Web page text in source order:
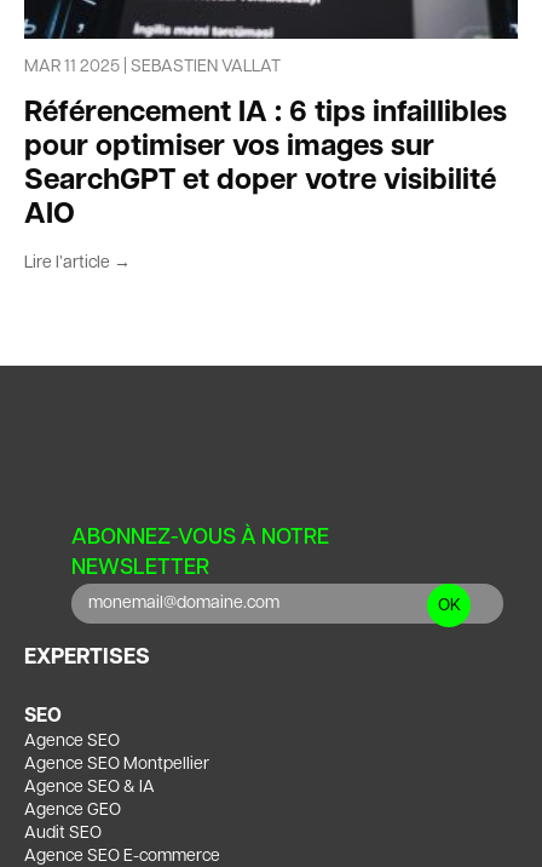
MAR 11 2025 | SEBASTIEN VALLAT
Référencement IA : 6 tips infaillibles
pour optimiser vos images sur
SearchGPT et doper votre visibilité
AIO
Lire l’article →
ABONNEZ-VOUS À NOTRE
NEWSLETTER
EXPERTISES
SEO
Agence SEO
Agence SEO Montpellier
Agence SEO & IA
Agence GEO
Audit SEO
Agence SEO E-commerce